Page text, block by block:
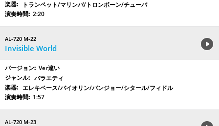
トランペット/マリンバ/トロンボーン/チューバ
2:20
AL-720 M-22
Invisible World
Ver違い
バラエティ
エレキベース/バイオリン/バンジョー/シタール/フィドル
1:57
AL-720 M-23